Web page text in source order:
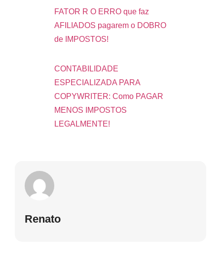
FATOR R O ERRO que faz
AFILIADOS pagarem o DOBRO
de IMPOSTOS!
CONTABILIDADE
ESPECIALIZADA PARA
COPYWRITER: Como PAGAR
MENOS IMPOSTOS
LEGALMENTE!
Renato